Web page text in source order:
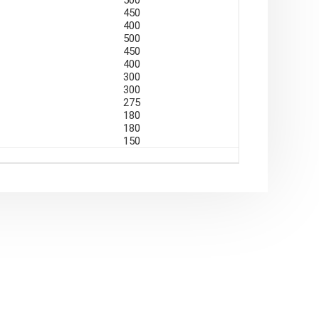
450
400
500
450
400
300
300
275
180
180
150
Borularda (Deliksiz kör boru)
kalınlığı minimum 1.0 mm’ye kadar
Ekleme Parçaları olarak da